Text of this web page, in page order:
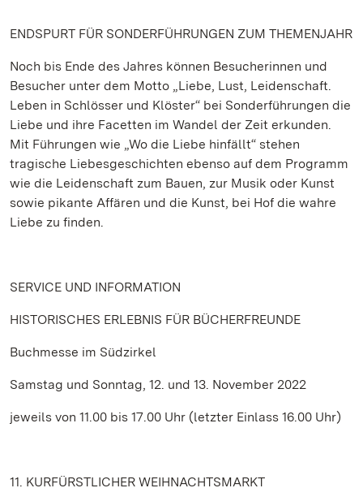
ENDSPURT FÜR SONDERFÜHRUNGEN ZUM THEMENJAHR
Noch bis Ende des Jahres können Besucherinnen und
Besucher unter dem Motto „Liebe, Lust, Leidenschaft.
Leben in Schlösser und Klöster“ bei Sonderführungen die
Liebe und ihre Facetten im Wandel der Zeit erkunden.
Mit Führungen wie „Wo die Liebe hinfällt“ stehen
tragische Liebesgeschichten ebenso auf dem Programm
wie die Leidenschaft zum Bauen, zur Musik oder Kunst
sowie pikante Affären und die Kunst, bei Hof die wahre
Liebe zu finden.
SERVICE UND INFORMATION
HISTORISCHES ERLEBNIS FÜR BÜCHERFREUNDE
Buchmesse im Südzirkel
Samstag und Sonntag, 12. und 13. November 2022
jeweils von 11.00 bis 17.00 Uhr (letzter Einlass 16.00 Uhr)
11. KURFÜRSTLICHER WEIHNACHTSMARKT